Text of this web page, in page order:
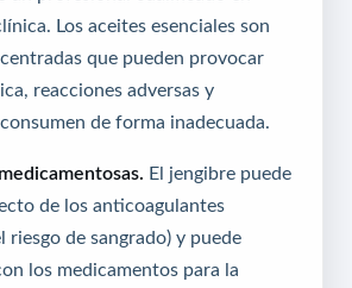
Los aceites esenciales son
que pueden provocar
reacciones adversas y
de forma inadecuada.
El jengibre puede
de los anticoagulantes
riesgo de sangrado) y puede
los medicamentos para la